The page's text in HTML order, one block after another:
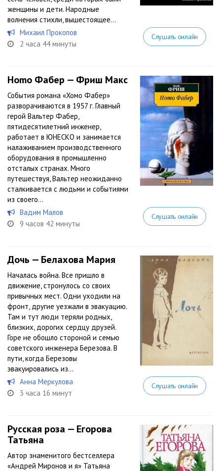
женщины и дети. Народные
волнения стихли, вышестоящее...
Михаил Прокопов
2 часа 44 минуты
Слушать онлайн
Homo Фабер — Фриш Макс
События романа «Хомо Фабер»
разворачиваются в 1957 г. Главный
герой Вальтер Фабер,
пятидесятилетний инженер,
работает в ЮНЕСКО и занимается
налаживанием производственного
оборудования в промышленно
отсталых странах. Много
путешествуя, Вальтер неожиданно
сталкивается с людьми и событиями
из своего...
Вадим Малов
9 часов 42 минуты
Слушать онлайн
Дочь — Белахова Мария
Началась война. Все пришло в
движение, стронулось со своих
привычных мест. Одни уходили на
фронт, другие уезжали в эвакуацию.
Там и тут люди теряли родных,
близких, дорогих сердцу друзей.
Горе не обошло стороной и семью
советского инженера Березова. В
пути, когда Березовы
эвакуировались из...
Анна Меркулова
3 часа 16 минут
Слушать онлайн
Русская роза — Егорова
Татьяна
Автор знаменитого бестселлера
«Андрей Миронов и я» Татьяна